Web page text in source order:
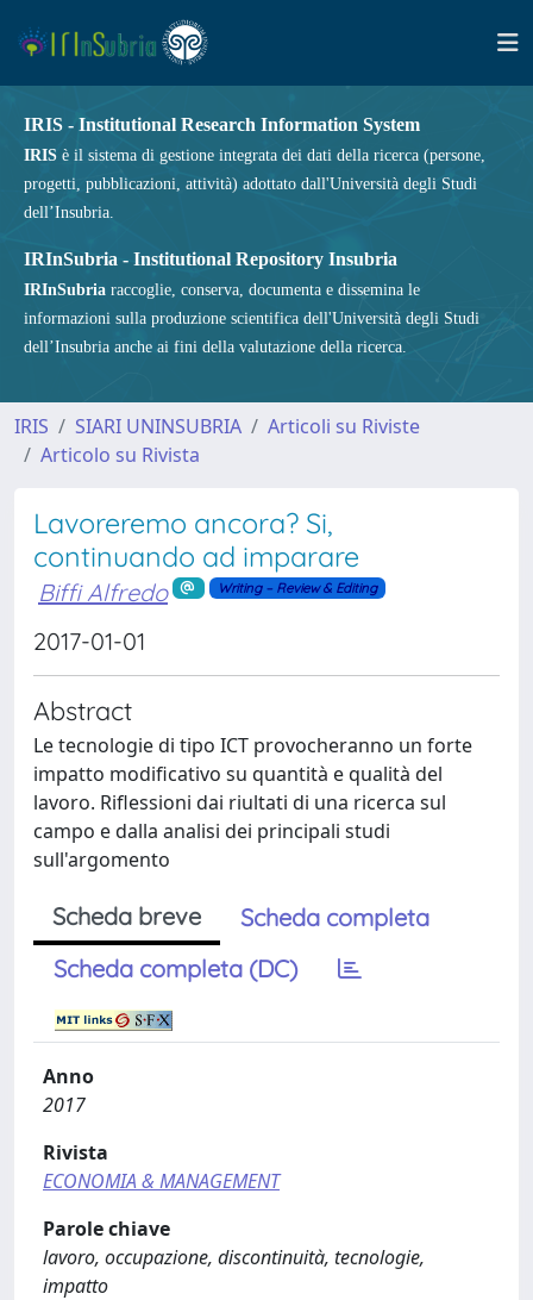
IRIS - Institutional Research Information System
IRIS è il sistema di gestione integrata dei dati della ricerca (persone,
progetti, pubblicazioni, attività) adottato dall'Università degli Studi
dell’Insubria.
IRInSubria - Institutional Repository Insubria
IRInSubria raccoglie, conserva, documenta e dissemina le
informazioni sulla produzione scientifica dell'Università degli Studi
dell’Insubria anche ai fini della valutazione della ricerca.
IRIS SIARI UNINSUBRIA
Articoli su Riviste
Articolo su Rivista
Lavoreremo ancora? Si,
continuando ad imparare
Biffi Alfredo Writing – Review & Editing
2017-01-01
Abstract
Le tecnologie di tipo ICT provocheranno un forte
impatto modificativo su quantità e qualità del
lavoro. Riflessioni dai riultati di una ricerca sul
campo e dalla analisi dei principali studi
sull'argomento
Scheda breve
Scheda completa
Scheda completa (DC)
Anno
2017
Rivista
ECONOMIA & MANAGEMENT
Parole chiave
lavoro, occupazione, discontinuità, tecnologie,
impatto